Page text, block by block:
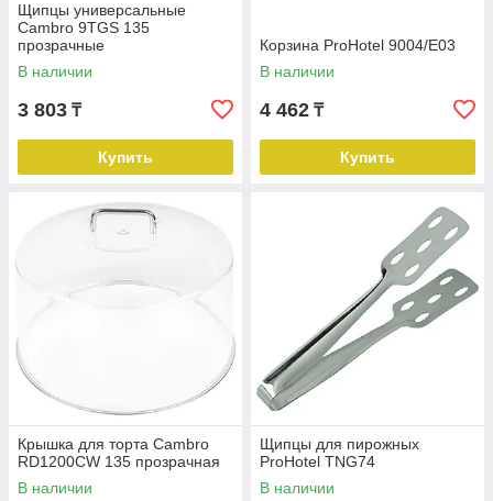
Щипцы универсальные
Cambro 9TGS 135
прозрачные
В наличии
3 803 ₸
Купить
Корзина ProHotel 9004/E03
В наличии
4 462 ₸
Купить
Крышка для торта Cambro
RD1200CW 135 прозрачная
В наличии
Щипцы для пирожных
ProHotel TNG74
В наличии